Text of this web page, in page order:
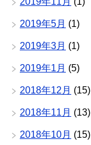
2019年5月 (1)
2019年3月 (1)
2019年1月 (5)
2018年12月 (15)
2018年11月 (13)
2018年10月 (15)